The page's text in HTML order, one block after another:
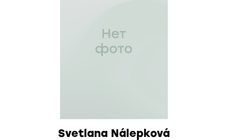
Svetlana Nálepková